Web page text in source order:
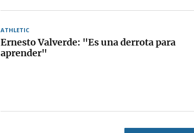
ATHLETIC
Ernesto Valverde: "Es una derrota para
aprender"